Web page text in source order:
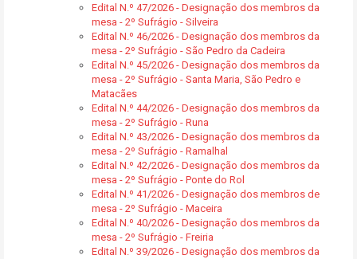
Edital N.º 47/2026 - Designação dos membros da
mesa - 2º Sufrágio - Silveira
Edital N.º 46/2026 - Designação dos membros da
mesa - 2º Sufrágio - São Pedro da Cadeira
Edital N.º 45/2026 - Designação dos membros da
mesa - 2º Sufrágio - Santa Maria, São Pedro e
Matacães
Edital N.º 44/2026 - Designação dos membros da
mesa - 2º Sufrágio - Runa
Edital N.º 43/2026 - Designação dos membros da
mesa - 2º Sufrágio - Ramalhal
Edital N.º 42/2026 - Designação dos membros da
mesa - 2º Sufrágio - Ponte do Rol
Edital N.º 41/2026 - Designação dos membros de
mesa - 2º Sufrágio - Maceira
Edital N.º 40/2026 - Designação dos membros da
mesa - 2º Sufrágio - Freiria
Edital N.º 39/2026 - Designação dos membros da